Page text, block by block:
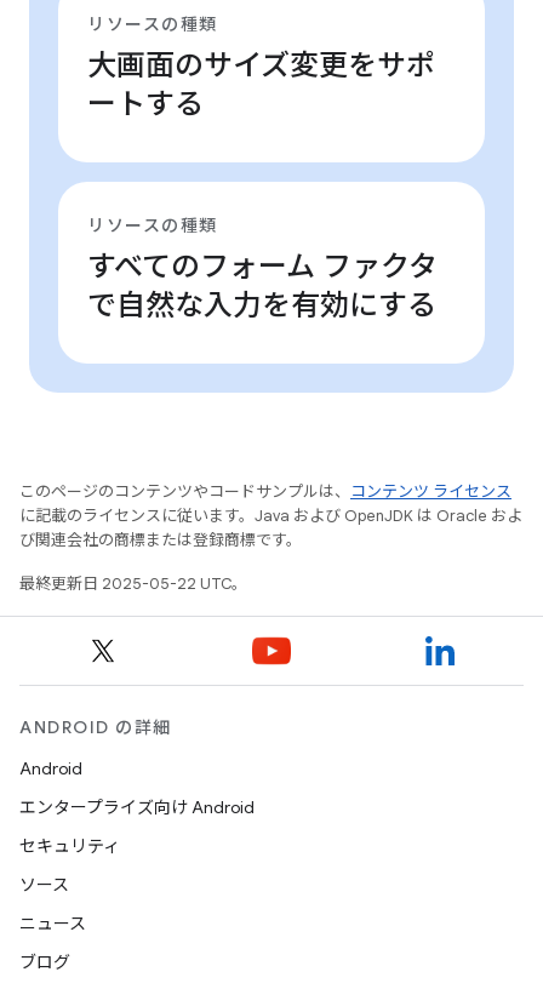
リソースの種類
大画面のサイズ変更をサポ
ートする
リソースの種類
すべてのフォーム ファクタ
で自然な入力を有効にする
このページのコンテンツやコードサンプルは、
コンテンツ ライセンス
に記載のライセンスに従います。Java および OpenJDK は Oracle およ
び関連会社の商標または登録商標です。
最終更新日 2025-05-22 UTC。
ANDROID の詳細
Android
エンタープライズ向け Android
セキュリティ
ソース
ニュース
ブログ